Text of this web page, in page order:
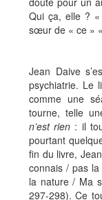
Qui ça, elle ?
sœur de « ce »
Jean Daive
psychiatrie. Le
comme une
tourne, telle
n’est rien : il
pourtant
fin du livre,
connais / pas
la nature / Ma
297-298). Ce